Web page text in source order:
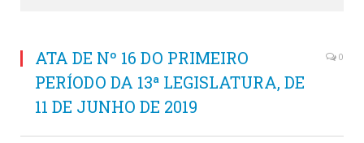
ATA DE Nº 16 DO PRIMEIRO
PERÍODO DA 13ª LEGISLATURA, DE
11 DE JUNHO DE 2019
0